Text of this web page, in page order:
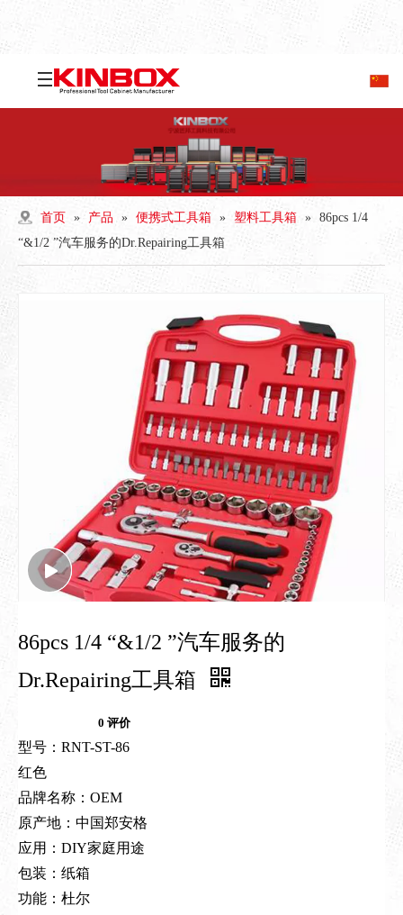
首页 » 产品 » 便携式工具箱 » 塑料工具箱 » 86pcs 1/4
“&1/2 ”汽车服务的Dr.Repairing工具箱
86pcs 1/4 “&1/2 ”汽车服务的
Dr.Repairing工具箱
0 评价
型号：RNT-ST-86
红色
品牌名称：OEM
原产地：中国郑安格
应用：DIY家庭用途
包装：纸箱
功能：杜尔